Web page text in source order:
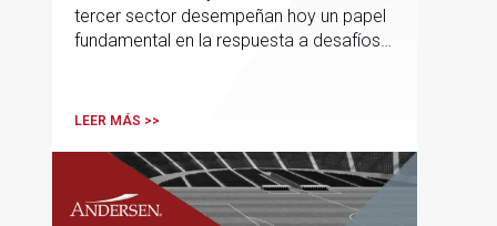
construye
tercer sector desempeñan hoy un papel
fundamental en la respuesta a desafíos
LEER MÁS >>